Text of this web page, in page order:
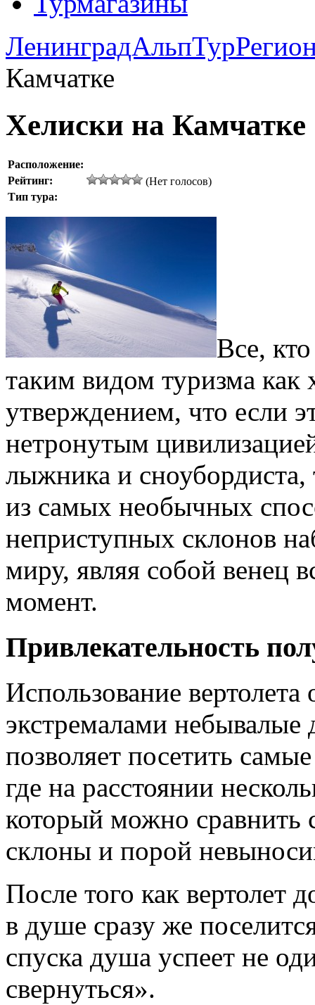
ЛенинградАльпТур
Камчатке
Хелиски на Камчатке
Расположение:
Рейтинг:
(Нет голосов)
Тип тура:
Все,
таким видом туризма как
утверждением, что если
нетронутым
лыжника и сноубордиста,
из самых необычных
неприступных склонов
миру, являя собой венец
момент.
Привлекательность
Использование
экстремалами
позволяет посетить
где на расстоянии
который можно сравнить
склоны и порой
После того как вертолет
в душе сразу же
спуска душа успеет не
свернуться».